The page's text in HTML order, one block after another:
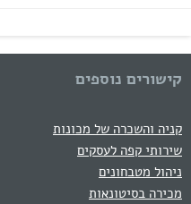
קישורים נוספים
קניה והשכרה של מכונות
שירותי קפה לעסקים
ניהול מטבחונים
מכירה בסיטונאות